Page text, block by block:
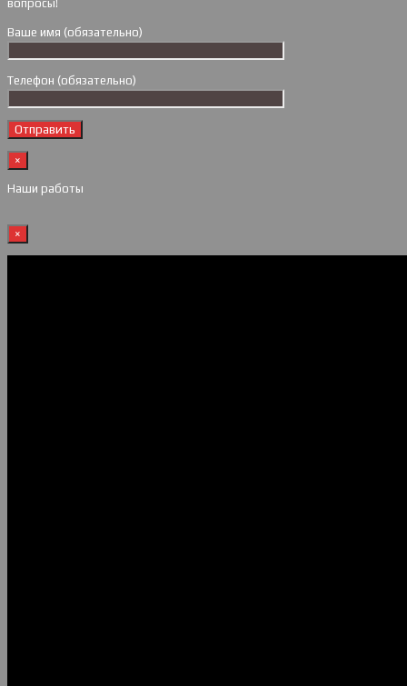
вопросы!
Ваше имя (обязательно)
Телефон (обязательно)
×
Наши работы
×